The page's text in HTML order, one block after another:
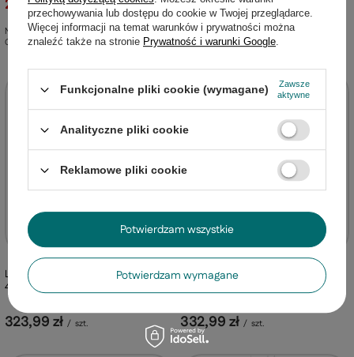
228,00 zł / szt.
Najniższa cena:485,34 zł-53%
Cena regularna:570,99 zł-60%
363,99 zł / szt.
Lampka stołowa beżowe płótno
40x62cm Eco 41-21502
323,99 zł / szt.
Lampka nocna Eco szklana z
beżowym lnianym abażurem E27
332,99 zł / szt.
przechowywania lub dostępu do cookie w Twojej przeglądarce.
Więcej informacji na temat warunków i prywatności można
znaleźć także na stronie Prywatność i warunki Google.
Funkcjonalne pliki cookie (wymagane)
Zawsze
aktywne
Analityczne pliki cookie
Reklamowe pliki cookie
Potwierdzam wymagane
Potwierdzam wszystkie